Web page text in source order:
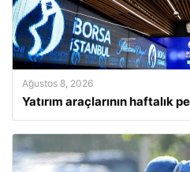
Ağustos 8, 2026
Yatırım araçlarının haftalık